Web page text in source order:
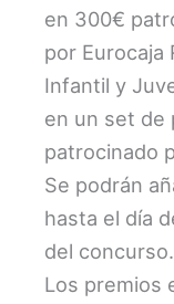
en 300€
por Eurocaja
Infantil y
en un set de
patrocinado
Se podrán
hasta el día
del concurso.
Los premios